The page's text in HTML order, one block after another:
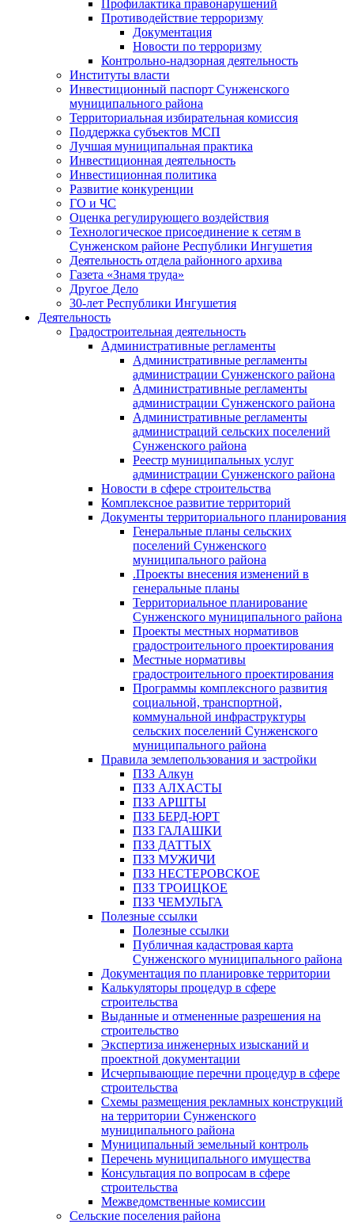
Профилактика правонарушений
Противодействие терроризму
Документация
Новости по терроризму
Контрольно-надзорная деятельность
Институты власти
Инвестиционный паспорт Сунженского
муниципального района
Территориальная избирательная комиссия
Поддержка субъектов МСП
Лучшая муниципальная практика
Инвестиционная деятельность
Инвестиционная политика
Развитие конкуренции
ГО и ЧС
Оценка регулирующего воздействия
Технологическое присоединение к сетям в
Сунженском районе Республики Ингушетия
Деятельность отдела районного архива
Газета «Знамя труда»
Другое Дело
30-лет Республики Ингушетия
Деятельность
Градостроительная деятельность
Административные регламенты
Административные регламенты
администрации Сунженского района
Административные регламенты
администрации Сунженского района
Административные регламенты
администраций сельских поселений
Сунженского района
Реестр муниципальных услуг
администрации Сунженского района
Новости в сфере строительства
Комплексное развитие территорий
Документы территориального планирования
Генеральные планы сельских
поселений Сунженского
муниципального района
.Проекты внесения изменений в
генеральные планы
Территориальное планирование
Сунженского муниципального района
Проекты местных нормативов
градостроительного проектирования
Местные нормативы
градостроительного проектирования
Программы комплексного развития
социальной, транспортной,
коммунальной инфраструктуры
сельских поселений Сунженского
муниципального района
Правила землепользования и застройки
ПЗЗ Алкун
ПЗЗ АЛХАСТЫ
ПЗЗ АРШТЫ
ПЗЗ БЕРД-ЮРТ
ПЗЗ ГАЛАШКИ
ПЗЗ ДАТТЫХ
ПЗЗ МУЖИЧИ
ПЗЗ НЕСТЕРОВСКОЕ
ПЗЗ ТРОИЦКОЕ
ПЗЗ ЧЕМУЛЬГА
Полезные ссылки
Полезные ссылки
Публичная кадастровая карта
Сунженского муниципального района
Документация по планировке территории
Калькуляторы процедур в сфере
строительства
Выданные и отмененные разрешения на
строительство
Экспертиза инженерных изысканий и
проектной документации
Исчерпывающие перечни процедур в сфере
строительства
Схемы размещения рекламных конструкций
на территории Сунженского
муниципального района
Муниципальный земельный контроль
Перечень муниципального имущества
Консультация по вопросам в сфере
строительства
Межведомственные комиссии
Сельские поселения района